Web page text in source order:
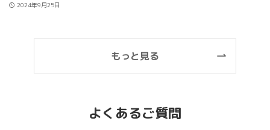
2024年9月25日
もっと見る
よくあるご質問